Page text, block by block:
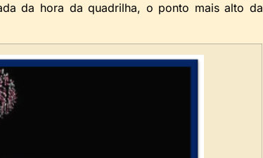
da hora da quadrilha, o ponto mais alto da